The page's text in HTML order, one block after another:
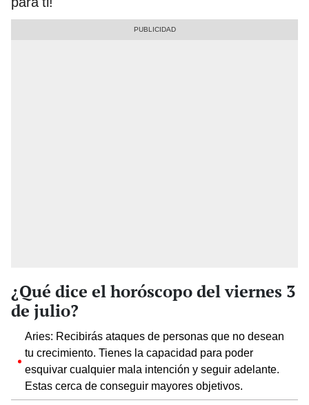
¿Qué dice el horóscopo del viernes 3
de julio?
Aries: Recibirás ataques de personas que no desean
tu crecimiento. Tienes la capacidad para poder
esquivar cualquier mala intención y seguir adelante.
Estas cerca de conseguir mayores objetivos.